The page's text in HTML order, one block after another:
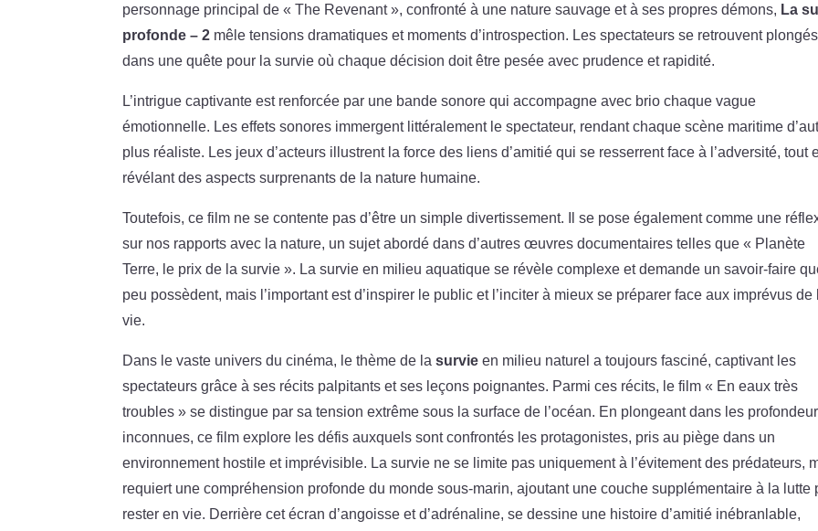
personnage principal de « The Revenant », confronté à une nature sauvage et à ses propres démons, La
profonde – 2 mêle tensions dramatiques et moments d’introspection. Les spectateurs se retrouvent plongés
dans une quête pour la survie où chaque décision doit être pesée avec prudence et rapidité.
L’intrigue captivante est renforcée par une bande sonore qui accompagne avec brio chaque vague
émotionnelle. Les effets sonores immergent littéralement le spectateur, rendant chaque scène maritime
plus réaliste. Les jeux d’acteurs illustrent la force des liens d’amitié qui se resserrent face à l’adversité, tout
révélant des aspects surprenants de la nature humaine.
Toutefois, ce film ne se contente pas d’être un simple divertissement. Il se pose également comme une
sur nos rapports avec la nature, un sujet abordé dans d’autres œuvres documentaires telles que « Planète
Terre, le prix de la survie ». La survie en milieu aquatique se révèle complexe et demande un savoir-faire
peu possèdent, mais l’important est d’inspirer le public et l’inciter à mieux se préparer face aux imprévus de
vie.
Dans le vaste univers du cinéma, le thème de lasurvie en milieu naturel a toujours fasciné, captivant les
spectateurs grâce à ses récits palpitants et ses leçons poignantes. Parmi ces récits, le film « En eaux très
troubles » se distingue par sa tension extrême sous la surface de l’océan. En plongeant dans les
inconnues, ce film explore les défis auxquels sont confrontés les protagonistes, pris au piège dans un
environnement hostile et imprévisible. La survie ne se limite pas uniquement à l’évitement des prédateurs,
requiert une compréhension profonde du monde sous-marin, ajoutant une couche supplémentaire à la lutte
rester en vie. Derrière cet écran d’angoisse et d’adrénaline, se dessine une histoire d’amitié inébranlable,